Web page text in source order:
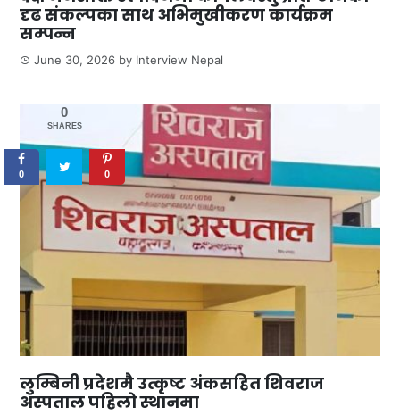
दृढ संकल्पका साथ अभिमुखीकरण कार्यक्रम
सम्पन्न
June 30, 2026 by Interview Nepal
लुम्बिनी प्रदेशमै उत्कृष्ट अंकसहित शिवराज
अस्पताल पहिलो स्थानमा
0
SHARES
0 0